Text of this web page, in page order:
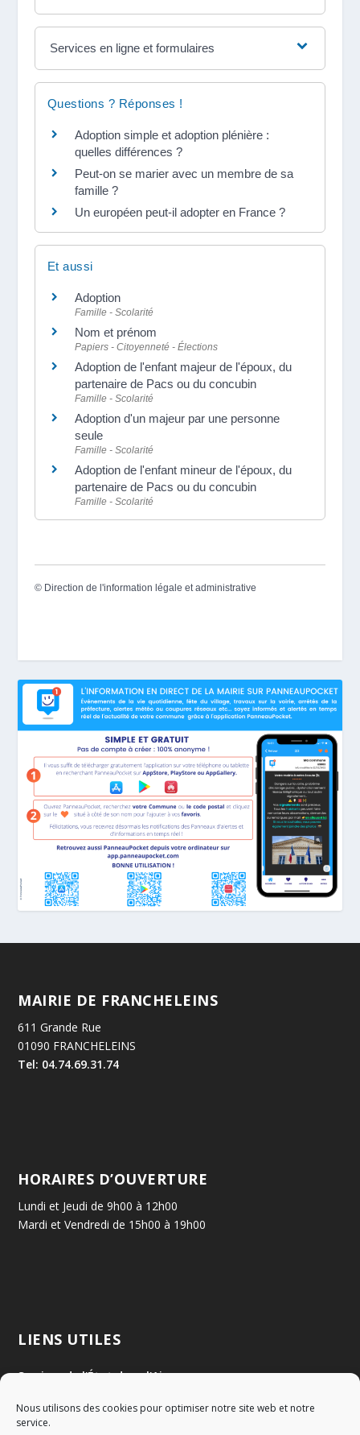
Nous utilisons des cookies pour optimiser notre site web et notre
service.
Services en ligne et formulaires
Questions ? Réponses !
Adoption simple et adoption plénière :
quelles différences ?
Peut-on se marier avec un membre de sa
famille ?
Un européen peut-il adopter en France ?
Et aussi
Adoption
Famille - Scolarité
Nom et prénom
Papiers - Citoyenneté - Élections
Adoption de l'enfant majeur de l'époux, du
partenaire de Pacs ou du concubin
Famille - Scolarité
Adoption d'un majeur par une personne
seule
Famille - Scolarité
Adoption de l'enfant mineur de l'époux, du
partenaire de Pacs ou du concubin
Famille - Scolarité
© Direction de l'information légale et administrative
MAIRIE DE FRANCHELEINS
611 Grande Rue
01090 FRANCHELEINS
Tel: 04.74.69.31.74
HORAIRES D’OUVERTURE
Lundi et Jeudi de 9h00 à 12h00
Mardi et Vendredi de 15h00 à 19h00
LIENS UTILES
Services de l'État dans l'Ain
Communauté de Communes Val de Saône Centre